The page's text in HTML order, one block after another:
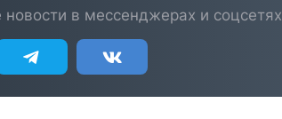
в мессенджерах и соцсетях